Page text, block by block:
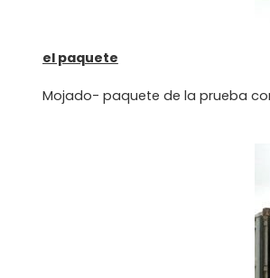
el paquete
Mojado- paquete de la prueba